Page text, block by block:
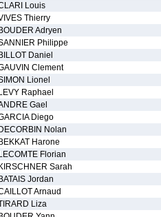
Louis
Thierry
BOUDER Adryen
Philippe
BILLOT Daniel
Clement
Lionel
LEVY Raphael
Gael
Diego
DECORBIN Nolan
BEKKAT Harone
LECOMTE Florian
KIRSCHNER Sarah
BATAIS Jordan
Arnaud
Liza